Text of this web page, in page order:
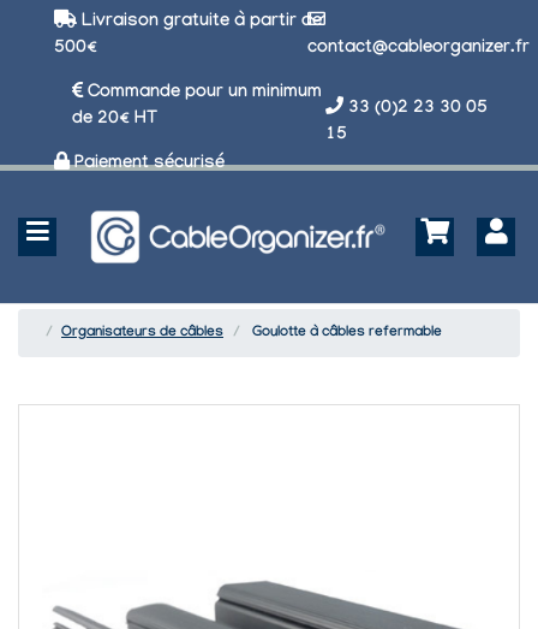
Livraison gratuite à partir de
500€
Commande pour un minimum
de 20€ HT
Paiement sécurisé
contact@cableorganizer.fr
33 (0)2 23 30 05
15
Organisateurs de câbles Goulotte à câbles refermable